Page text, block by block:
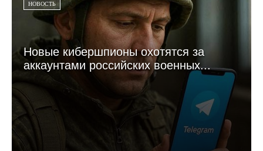
НОВОСТЬ
Новые кибершпионы охотятся за
аккаунтами российских военных...